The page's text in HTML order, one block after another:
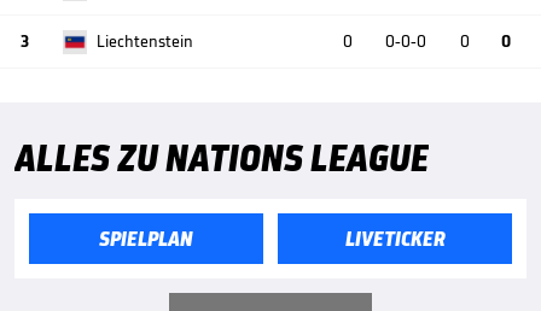
3 Liechtenstein 0 0-0-0 0 0
ALLES ZU NATIONS LEAGUE
SPIELPLAN LIVETICKER